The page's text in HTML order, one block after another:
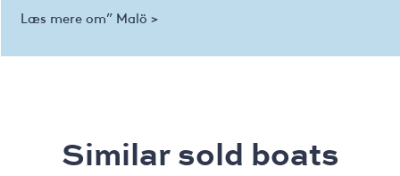
Læs mere om” Malö >
Similar sold boats